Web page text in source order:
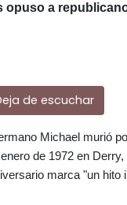
opuso a
de escuchar
Michael murió
de 1972 en
marca "un